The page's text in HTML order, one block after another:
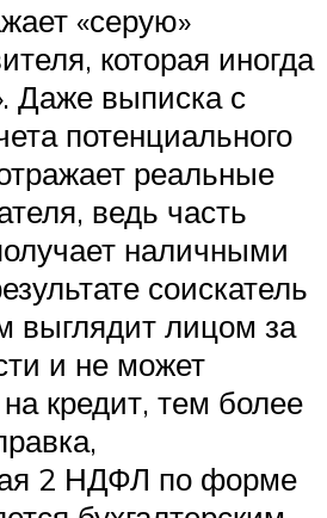
«серую»
которая иногда
Даже выписка с
потенциального
реальные
ведь часть
наличными
соискатель
выглядит лицом за
и не может
кредит, тем более
2 НДФЛ по форме